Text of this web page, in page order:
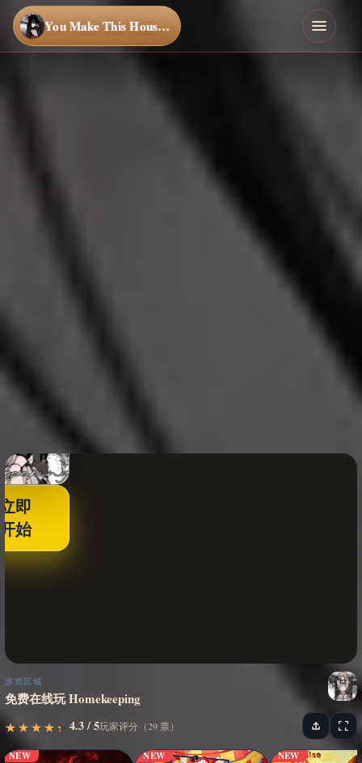
You Make This House a Home
立即
开始
游戏区域
免费在线玩 Homekeeping
★
★ ★
★ ★
★ ★
★ ★★ 4.3 / 5玩家评分（29 票）
NEW NEW NEW